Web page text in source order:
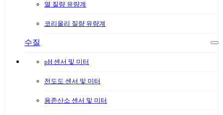
열 질량 유량계
코리올리 질량 유량계
수질
pH 센서 및 미터
전도도 센서 및 미터
용존산소 센서 및 미터